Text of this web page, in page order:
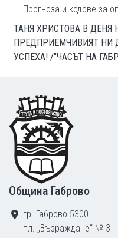
Прогноза и кодове за
ТАНЯ ХРИСТОВА В ДЕНЯ
ПРЕДПРИЕМЧИВИЯТ НИ
УСПЕХА! /"ЧАСЪТ НА
Footer
Община Габрово
гр. Габрово 5300
пл. „Възраждане“ № 3